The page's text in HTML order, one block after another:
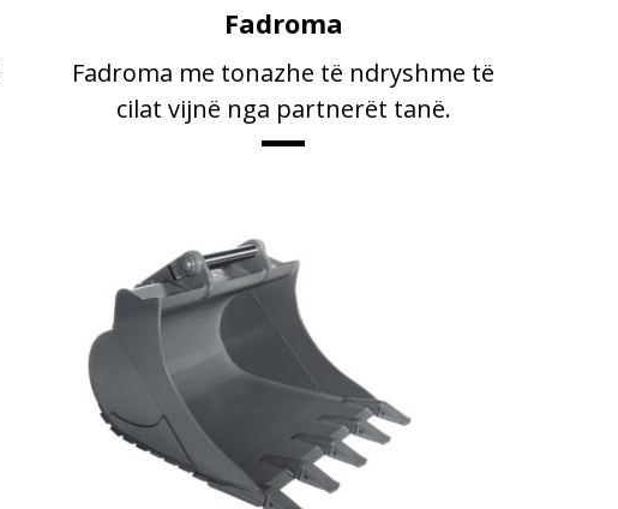
Fadroma
Fadroma me tonazhe të ndryshme të
cilat vijnë nga partnerët tanë.